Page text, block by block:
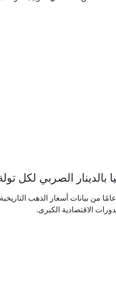
الصربي لكل تولة
يوضح المخطط التفاعلي ما يقرب من 20 عامًا من بيانات